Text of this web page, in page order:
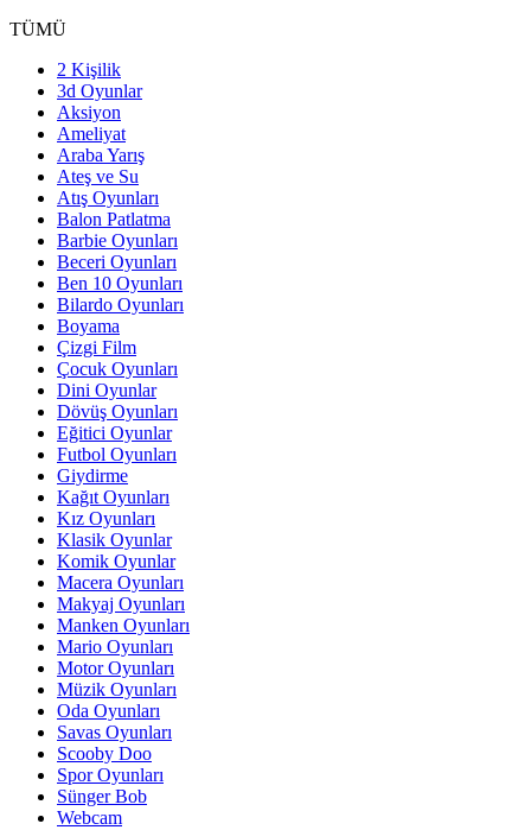
TÜMÜ
2 Kişilik
3d Oyunlar
Aksiyon
Ameliyat
Araba Yarış
Ateş ve Su
Atış Oyunları
Balon Patlatma
Barbie Oyunları
Beceri Oyunları
Ben 10 Oyunları
Bilardo Oyunları
Boyama
Çizgi Film
Çocuk Oyunları
Dini Oyunlar
Dövüş Oyunları
Eğitici Oyunlar
Futbol Oyunları
Giydirme
Kağıt Oyunları
Kız Oyunları
Klasik Oyunlar
Komik Oyunlar
Macera Oyunları
Makyaj Oyunları
Manken Oyunları
Mario Oyunları
Motor Oyunları
Müzik Oyunları
Oda Oyunları
Savas Oyunları
Scooby Doo
Spor Oyunları
Sünger Bob
Webcam